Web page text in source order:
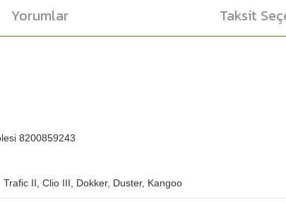
Yorumlar Taksit
8200859243
II, Clio III, Dokker, Duster, Kangoo